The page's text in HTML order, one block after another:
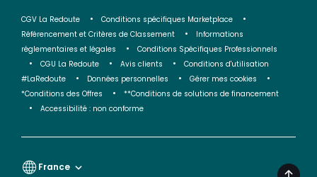
CGV La Redoute
Conditions spécifiques Marketplace
Référencement et Critères de Classement
Informations
réglementaires et légales
Conditions Spécifiques Professionnels
CGU La Redoute
Avis clients
Conditions d'utilisation
#LaRedoute
Données personnelles
Gérer mes cookies
*Conditions des Offres
**Conditions de solutions de financement
Accessibilité : non conforme
France